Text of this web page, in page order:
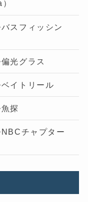
スフィッシン
光グラス
イトリール
探
チャプター